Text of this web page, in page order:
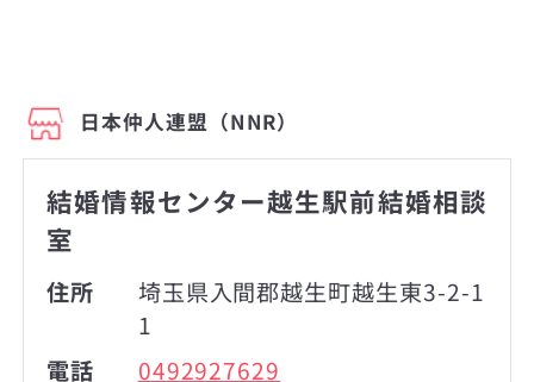
日本仲人連盟（NNR）
結婚情報センター越生駅前結婚相談
室
住所
埼玉県入間郡越生町越生東3-2-1
1
電話
0492927629